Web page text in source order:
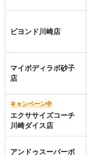
ビヨンド川崎店
マイボディラボ砂子
店
キャンペーン中
エクササイズコーチ
川崎ダイス店
アンドゥスーパーボ